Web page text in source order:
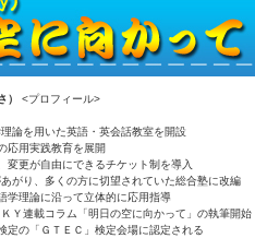
<プロフィール>
論を用いた英語・英会話教室を開設
応用実践教育を展開
変更が自由にできるチケット制を導入
がり、多くの方に切望されていた総合塾に改編
学理論に沿って立体的に応用指導
Ｙ連載コラム「明日の空に向かって」の執筆開始
定の「ＧＴＥＣ」検定会場に認定される